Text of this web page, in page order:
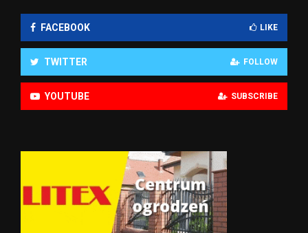
FACEBOOK LIKE
TWITTER FOLLOW
YOUTUBE SUBSCRIBE